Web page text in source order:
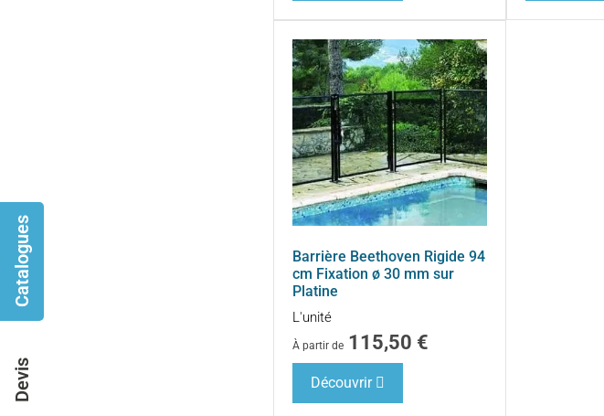
Catalogues
Devis
Barrière Beethoven Rigide 94
cm Fixation ø 30 mm sur
Platine
L'unité
À partir de 115,50 €
Découvrir